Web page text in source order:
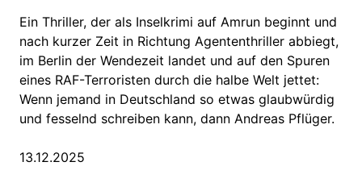
Ein Thriller, der als Inselkrimi auf Amrun beginnt und
nach kurzer Zeit in Richtung Agententhriller abbiegt,
im Berlin der Wendezeit landet und auf den Spuren
eines RAF-Terroristen durch die halbe Welt jettet:
Wenn jemand in Deutschland so etwas glaubwürdig
und fesselnd schreiben kann, dann Andreas Pflüger.
13.12.2025